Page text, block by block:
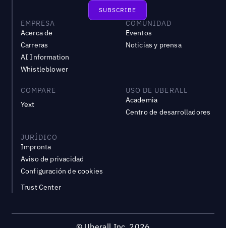
EMPRESA
Acerca de
Carreras
AI Information
Whistleblower
COMUNIDAD
Eventos
Noticias y prensa
COMPARE
Yext
USO DE UBERALL
Academia
Centro de desarrolladores
JURÍDICO
Impronta
Aviso de privacidad
Configuración de cookies
Trust Center